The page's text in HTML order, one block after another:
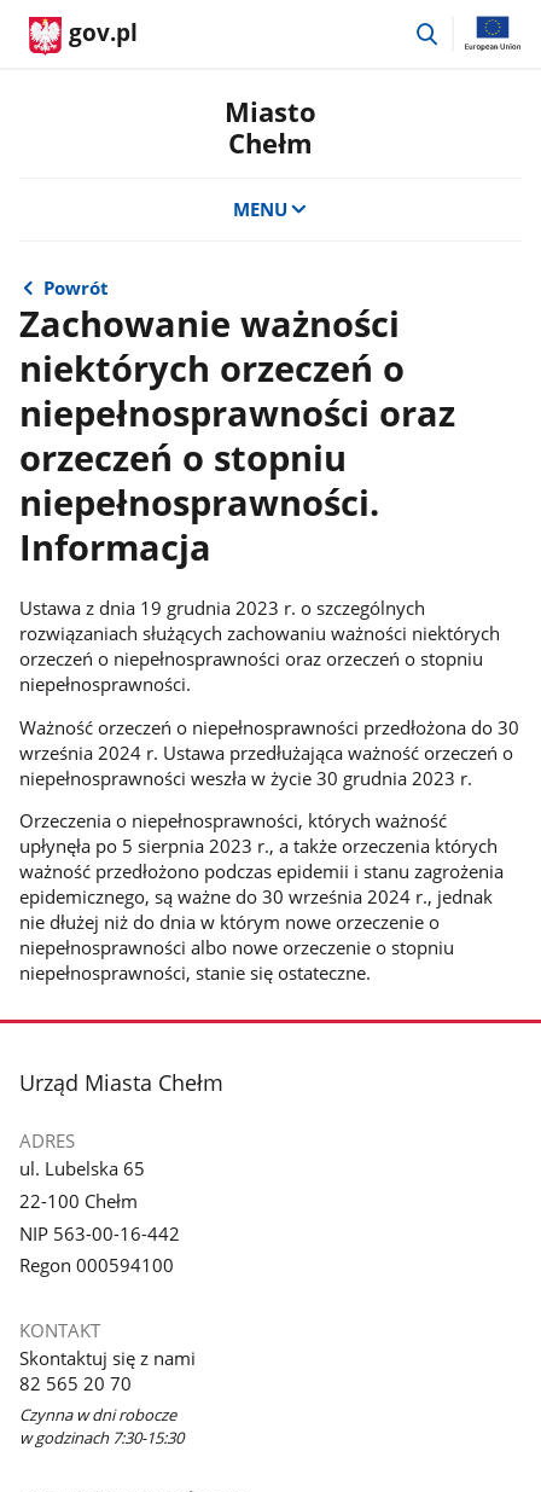
gov.pl
przejdź
Miasto
Chełm
MENU
Powrót
Zachowanie ważności
niektórych orzeczeń o
niepełnosprawności oraz
orzeczeń o stopniu
niepełnosprawności.
Informacja
Ustawa z dnia 19 grudnia 2023 r. o szczególnych
rozwiązaniach służących zachowaniu ważności niektórych
orzeczeń o niepełnosprawności oraz orzeczeń o stopniu
niepełnosprawności.
Ważność orzeczeń o niepełnosprawności przedłożona do 30
września 2024 r. Ustawa przedłużająca ważność orzeczeń o
niepełnosprawności weszła w życie 30 grudnia 2023 r.
Orzeczenia o niepełnosprawności, których ważność
upłynęła po 5 sierpnia 2023 r., a także orzeczenia których
ważność przedłożono podczas epidemii i stanu zagrożenia
epidemicznego, są ważne do 30 września 2024 r., jednak
nie dłużej niż do dnia w którym nowe orzeczenie o
niepełnosprawności albo nowe orzeczenie o stopniu
niepełnosprawności, stanie się ostateczne.
stopka
Urząd Miasta Chełm
ADRES
ul. Lubelska 65
22-100 Chełm
NIP 563-00-16-442
Regon 000594100
KONTAKT
Skontaktuj się z nami
82 565 20 70
Czynna w dni robocze
w godzinach 7:30-15:30